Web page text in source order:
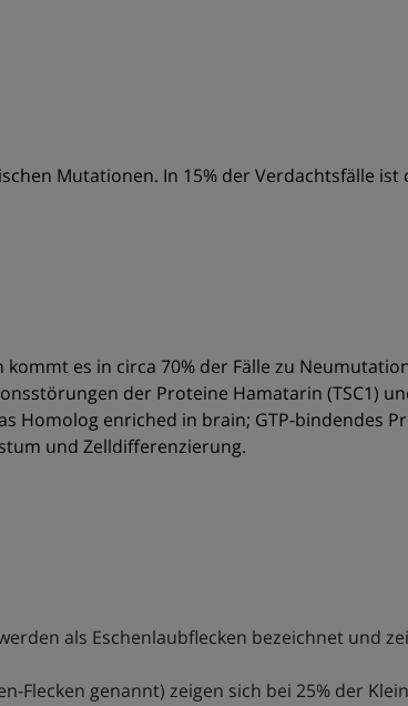
Mutationen. In 15% der Verdachtsfälle ist
es in circa 70% der Fälle zu
der Proteine Hamatarin (TSC1)
Homolog enriched in brain; GTP-bindendes
und Zelldifferenzierung.
als Eschenlaubflecken bezeichnet und
Flecken genannt) zeigen sich bei 25% der